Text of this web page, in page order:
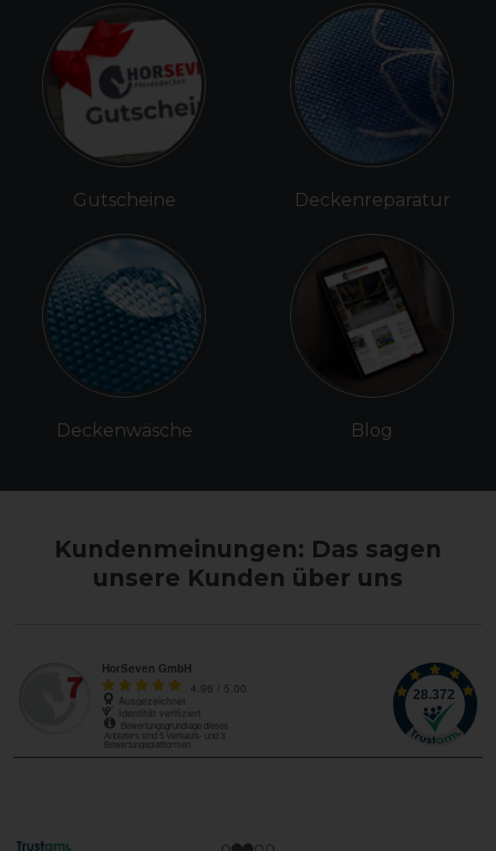
Gutscheine
Deckenwäsche
Deckenreparatur
Blog
Kundenmeinungen: Das sagen
unsere Kunden über uns